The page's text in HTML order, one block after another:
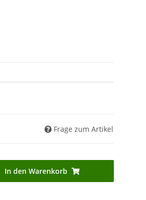
Frage zum Artikel
In den Warenkorb